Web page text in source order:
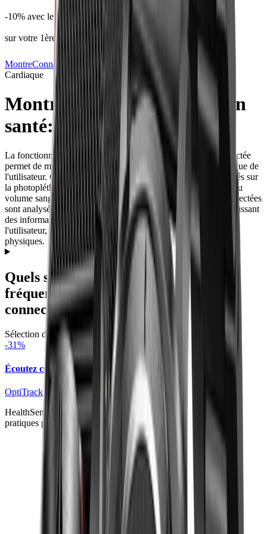
-10% avec le code BIENVENUE10
sur votre 1ère commande
MontreConnectée.Co Attributs Sante
Cardiaque
Montres Connectées, fonction
santé: Fréquence Cardiaque
La fonctionnalité fréquence cardiaque dans une montre connectée
permet de mesurer et de suivre en temps réel le rythme cardiaque de
l'utilisateur. Cette technologie utilise des capteurs optiques basés sur
la photopléthysmographie (PPG) pour détecter les variations du
volume sanguin à chaque battement de cœur. Les données collectées
sont analysées et affichées sur l'application de la montre, fournissant
des informations précieuses sur la santé cardiovasculaire de
l'utilisateur, son niveau de stress, et l'intensité de ses activités
physiques.
Quels sont les 5 meilleurs suivis de
fréquence cardiaque dans une montre
connectée en 2025 ?
Sélection de MontreConnectée.Co
-31%
Écoutez ce que votre corps vous dit
OptiTrack
HealthSense Pro transforme vos données vitales en conseils
pratiques pour améliorer votre forme chaque jour.